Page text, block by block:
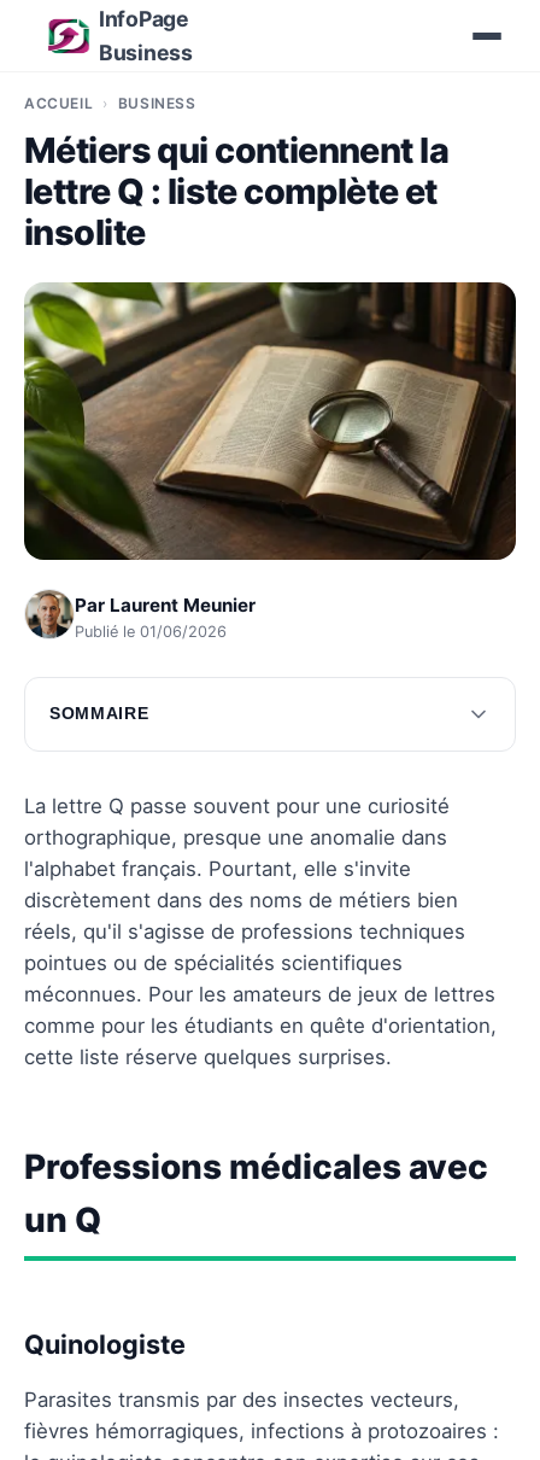
InfoPage
Business
ACCUEIL BUSINESS
Métiers qui contiennent la
lettre Q : liste complète et
insolite
Par Laurent Meunier
Publié le 01/06/2026
SOMMAIRE
Professions médicales avec un Q
Métiers techniques et scientifiques
Métiers artistiques et culturels
Métiers de l'environnement
Métiers insolites et peu connus
Questions fréquentes
La lettre Q passe souvent pour une curiosité
orthographique, presque une anomalie dans
l'alphabet français. Pourtant, elle s'invite
discrètement dans des noms de métiers bien
réels, qu'il s'agisse de professions techniques
pointues ou de spécialités scientifiques
méconnues. Pour les amateurs de jeux de lettres
comme pour les étudiants en quête d'orientation,
cette liste réserve quelques surprises.
Professions médicales avec
un Q
Quinologiste
Parasites transmis par des insectes vecteurs,
fièvres hémorragiques, infections à protozoaires :